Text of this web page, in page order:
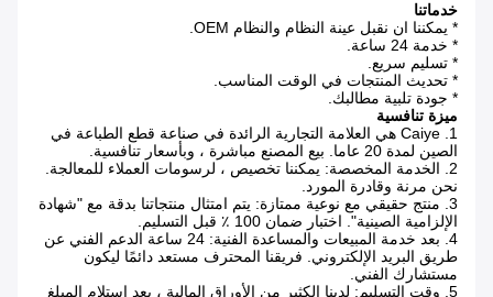
خدماتنا
* يمكننا ان نقبل عينة النظام والنظام OEM.
* خدمة 24 ساعة.
* تسليم سريع.
* تحديث المنتجات في الوقت المناسب.
* جودة تلبية مطالبك.
ميزة تنافسية
1. Caiye هي العلامة التجارية الرائدة في صناعة قطع الطباعة في
الصين لمدة 20 عاما.
بيع المصنع مباشرة ، وبأسعار تنافسية.
2. الخدمة المخصصة: يمكننا تخصيص ، لرسومات العملاء للمعالجة.
نحن مرنة وقادرة المورد.
3. منتج حقيقي مع نوعية ممتازة: يتم امتثال منتجاتنا بدقة مع "شهادة
الإلزامية الصينية". اختبار ضمان 100 ٪ قبل التسليم.
4. بعد خدمة المبيعات والمساعدة الفنية: 24 ساعة الدعم الفني عن
طريق البريد الإلكتروني. فريقنا المحترف مستعد دائمًا ليكون
مستشارك الفني.
5. وقت التسليم: لدينا الكثير من الأوراق المالية ، بعد استلام المبلغ